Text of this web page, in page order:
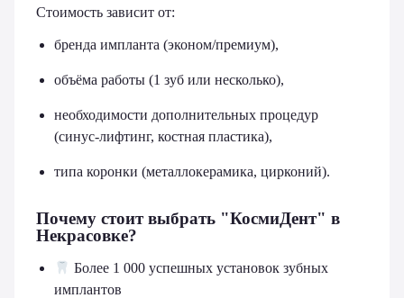
Стоимость зависит от:
бренда импланта (эконом/премиум),
объёма работы (1 зуб или несколько),
необходимости дополнительных процедур
(синус-лифтинг, костная пластика),
типа коронки (металлокерамика, цирконий).
Почему стоит выбрать "КосмиДент" в
Некрасовке?
Более 1 000 успешных установок зубных
имплантов